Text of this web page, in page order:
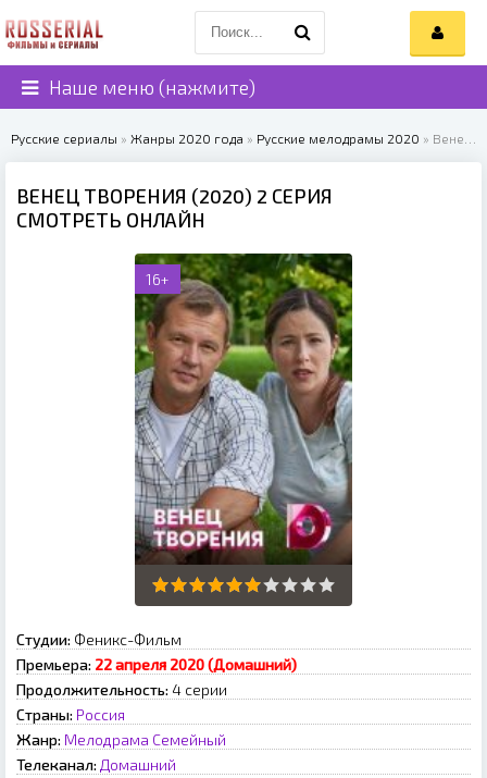
Наше меню (нажмите)
Русские сериалы » Жанры 2020 года » Русские мелодрамы 2020 » Венец творения (2020)
ВЕНЕЦ ТВОРЕНИЯ (2020) 2 СЕРИЯ
СМОТРЕТЬ ОНЛАЙН
16+
Студии: Феникс-Фильм
Премьера: 22 апреля 2020 (Домашний)
Продолжительность: 4 серии
Страны: Россия
Жанр: Мелодрама Семейный
Телеканал: Домашний